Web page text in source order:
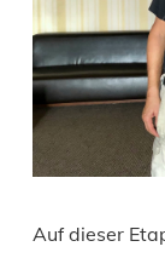
Auf dieser